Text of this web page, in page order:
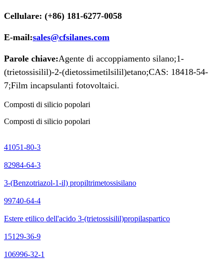
Cellulare: (+86) 181-6277-0058
E-mail:sales@cfsilanes.com
Parole chiave:Agente di accoppiamento silano;1-
(trietossisilil)-2-(dietossimetilsilil)etano;CAS: 18418-54-
7;Film incapsulanti fotovoltaici.
Composti di silicio popolari
Composti di silicio popolari
41051-80-3
82984-64-3
3-(Benzotriazol-1-il) propiltrimetossisilano
99740-64-4
Estere etilico dell'acido 3-(trietossisilil)propilaspartico
15129-36-9
106996-32-1